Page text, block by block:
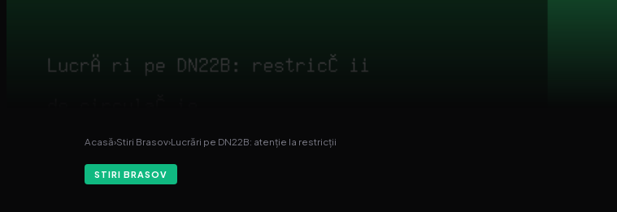
Acasă›Stiri Brasov›Lucrări pe DN22B: atenție la restricții
STIRI BRASOV